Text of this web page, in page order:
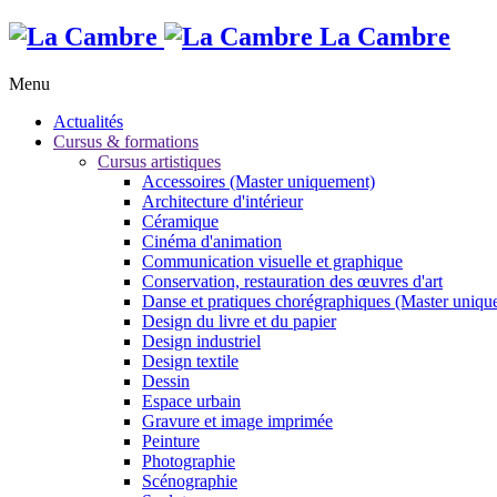
La Cambre
Menu
Actualités
Cursus & formations
Cursus artistiques
Accessoires (Master uniquement)
Architecture d'intérieur
Céramique
Cinéma d'animation
Communication visuelle et graphique
Conservation, restauration des œuvres d'art
Danse et pratiques chorégraphiques (Master
Design du livre et du papier
Design industriel
Design textile
Dessin
Espace urbain
Gravure et image imprimée
Peinture
Photographie
Scénographie